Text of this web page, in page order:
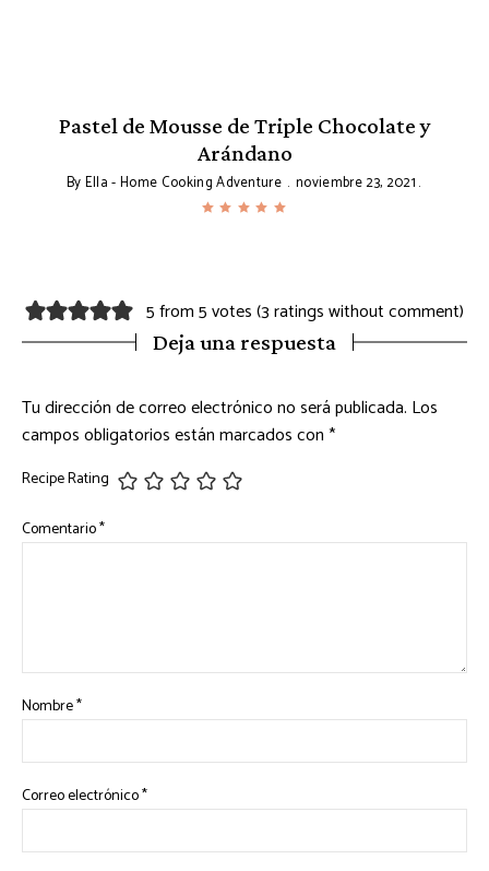
Pastel de Mousse de Triple Chocolate y
Arándano
ByElla - Home Cooking Adventure noviembre 23, 2021
5 from 5 votes (3 ratings without comment)
Deja una respuesta
Tu dirección de correo electrónico no será publicada. Los
campos obligatorios están marcados con*
Recipe Rating
Comentario*
Nombre*
Correo electrónico*